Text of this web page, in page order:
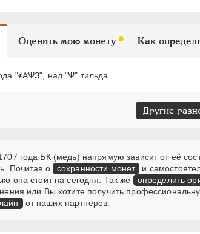
Оценить мою монету Как
"҂АѰЗ", над "Ѱ" тильда.
Другие
года БК (медь) напрямую зависит от её
Почитав о
сохранности монет
и
она стоит на сегодня. Так же
определить
или Вы хотите получить
от наших партнёров.